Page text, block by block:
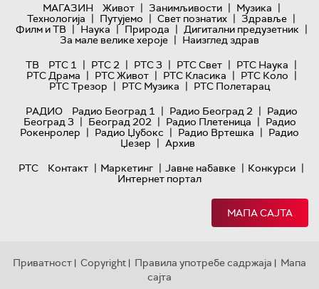
МАГАЗИН
Живот | Занимљивости | Музика |
Технологијa | Путујемо | Свет познатих | Здравље |
Филм и ТВ | Наука | Природа | Дигитални предузетник |
За мале велике хероје | Наизглед здрав
ТВ
РТС 1 | РТС 2 | РТС 3 | РТС Свет | РТС Наука |
РТС Драма | РТС Живот | РТС Класика | РТС Коло |
РТС Трезор | РТС Музика | РТС Полетарац
РАДИО
Радио Београд 1 | Радио Београд 2 | Радио
Београд 3 | Београд 202 | Радио Плетеница | Радио
Рокенролер | Радио Џубокс | Радио Вртешка | Радио
Џезер | Архив
РТС
Контакт | Маркетинг | Јавне набавке | Конкурси |
Интернет портал
МАПА САЈТА
Приватност | Copyright | Правила употребе садржаја | Мапа
сајта